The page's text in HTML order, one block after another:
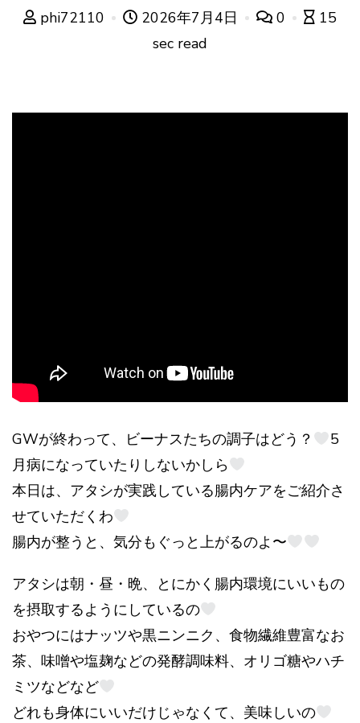
phi72110 2026年7月4日 0
15
sec read
GWが終わって、ビーナスたちの調子はどう？
5
月病になっていたりしないかしら
本日は、アタシが実践している腸内ケアをご紹介さ
せていただくわ
腸内が整うと、気分もぐっと上がるのよ〜
アタシは朝・昼・晩、とにかく腸内環境にいいもの
を摂取するようにしているの
おやつにはナッツや黒ニンニク、食物繊維豊富なお
茶、味噌や塩麹などの発酵調味料、オリゴ糖やハチ
ミツなどなど
どれも身体にいいだけじゃなくて、美味しいの